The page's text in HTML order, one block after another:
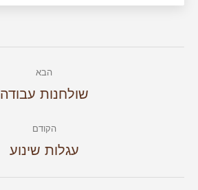
הקודם
הקודם
עגלות שינוע
הבא
הבא
שולחנות עבודה